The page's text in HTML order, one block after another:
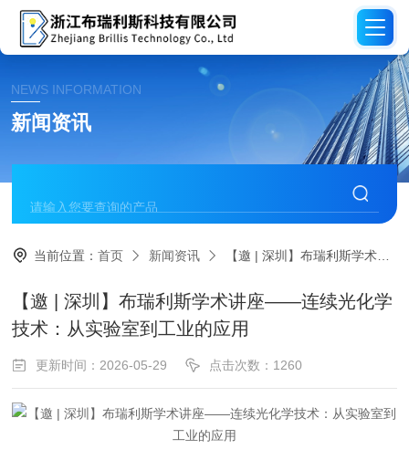
NEWS INFORMATION
新闻资讯
当前位置：首页 新闻资讯 【邀 | 深圳】布瑞利斯学术讲座——连续光化学技术：从实验室到工业的应用
【邀 | 深圳】布瑞利斯学术讲座——连续光化学
技术：从实验室到工业的应用
更新时间：2026-05-29 点击次数：1260